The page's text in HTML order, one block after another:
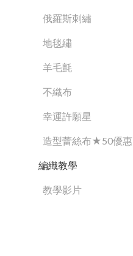
俄羅斯刺繡
地毯繡
羊毛氈
不織布
幸運許願星
造型蕾絲布★50優惠
編織教學
教學影片